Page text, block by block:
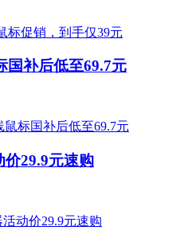
国补后低至69.7元
价29.9元速购